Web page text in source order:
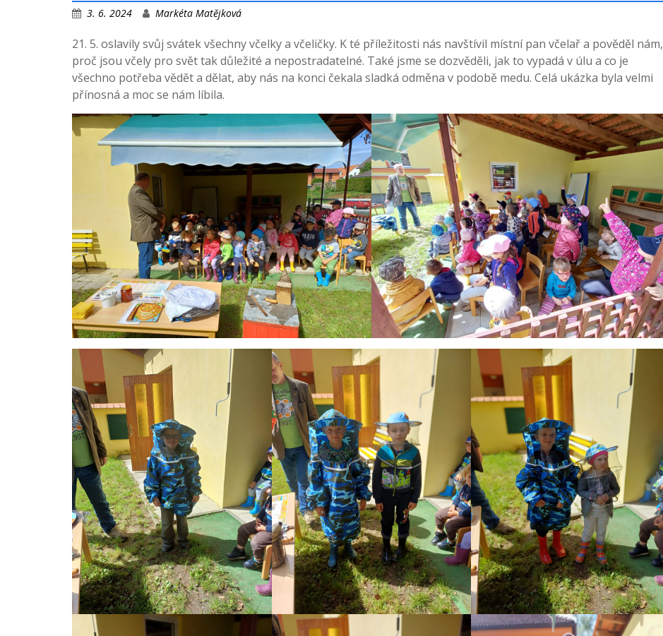
3. 6. 2024 Markéta Matějková
21. 5. oslavily svůj svátek všechny včelky a včeličky. K té příležitosti nás navštívil místní pan včelař a pověděl nám,
proč jsou včely pro svět tak důležité a nepostradatelné. Také jsme se dozvěděli, jak to vypadá v úlu a co je
všechno potřeba vědět a dělat, aby nás na konci čekala sladká odměna v podobě medu. Celá ukázka byla velmi
přínosná a moc se nám líbila.